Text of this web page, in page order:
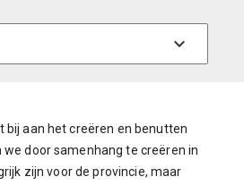
bij aan het creëren en benutten
we door samenhang te creëren in
zijn voor de provincie, maar